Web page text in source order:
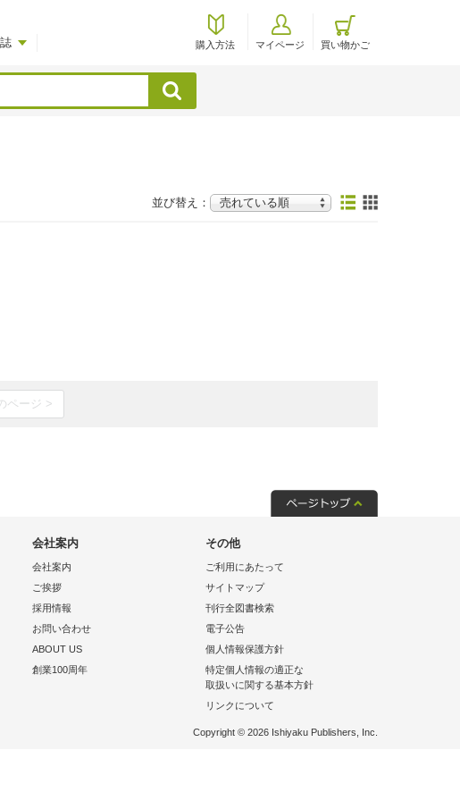
購入方法 マイページ 買い物かご
検索
並び替え：
ページ >
会社案内
会社案内
ご挨拶
採用情報
お問い合わせ
ABOUT US
創業100周年
その他
ご利用にあたって
サイトマップ
刊行全図書検索
電子公告
個人情報保護方針
特定個人情報の適正な
取扱いに関する基本方針
リンクについて
Copyright © 2026 Ishiyaku Publishers, Inc.